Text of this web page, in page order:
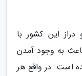
این کشور با
به وجود آمدن
است. در واقع هر